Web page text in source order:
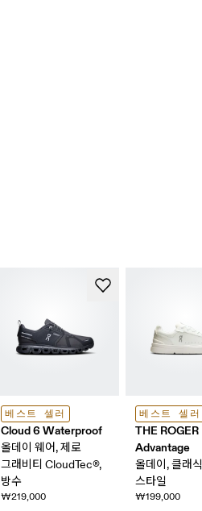
베스트 셀러
Cloud 6 Waterproof
올데이 웨어, 제로
그래비티 CloudTec®,
방수
₩219,000
베스트 셀러
THE ROGER
Advantage
올데이, 클래
스타일
₩199,000